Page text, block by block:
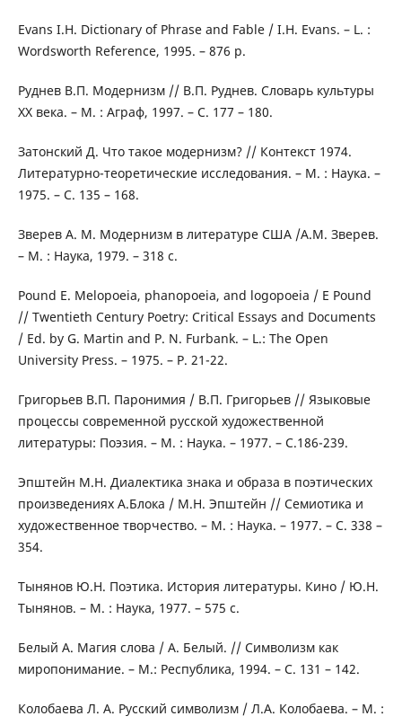
Evans I.H. Dictionary of Phrase and Fable / I.H. Evans. – L. :
Wordsworth Reference, 1995. – 876 p.
Руднев В.П. Модернизм // В.П. Руднев. Словарь культуры
ХХ века. – М. : Аграф, 1997. – С. 177 – 180.
Затонский Д. Что такое модернизм? // Контекст 1974.
Литературно-теоретические исследования. – М. : Наука. –
1975. – С. 135 – 168.
Зверев А. М. Модернизм в литературе США /А.М. Зверев.
– М. : Наука, 1979. – 318 с.
Pound E. Melopoeia, phanopoeia, and logopoeia / E Pound
// Twentieth Century Poetry: Critical Essays and Documents
/ Ed. by G. Martin and P. N. Furbank. – L.: The Open
University Press. – 1975. – P. 21-22.
Григорьев В.П. Паронимия / В.П. Григорьев // Языковые
процессы современной русской художественной
литературы: Поэзия. – М. : Наука. – 1977. – С.186-239.
Эпштейн М.Н. Диалектика знака и образа в поэтических
произведениях А.Блока / М.Н. Эпштейн // Семиотика и
художественное творчество. – М. : Наука. – 1977. – С. 338 –
354.
Тынянов Ю.Н. Поэтика. История литературы. Кино / Ю.Н.
Тынянов. – М. : Наука, 1977. – 575 с.
Белый А. Магия слова / А. Белый. // Символизм как
миропонимание. – М.: Республика, 1994. – С. 131 – 142.
Колобаева Л. А. Русский символизм / Л.А. Колобаева. – М. :